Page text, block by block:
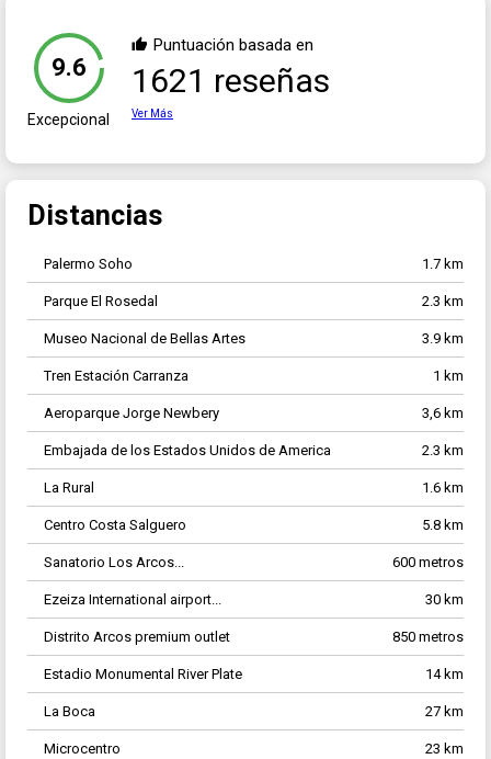
9.6
Excepcional
Puntuación basada en
1621 reseñas
Ver Más
Distancias
Palermo Soho 1.7 km
Parque El Rosedal 2.3 km
Museo Nacional de Bellas Artes 3.9 km
Tren Estación Carranza 1 km
Aeroparque Jorge Newbery 3,6 km
Embajada de los Estados Unidos de America 2.3 km
La Rural 1.6 km
Centro Costa Salguero 5.8 km
Sanatorio Los Arcos... 600 metros
Ezeiza International airport... 30 km
Distrito Arcos premium outlet 850 metros
Estadio Monumental River Plate 14 km
La Boca 27 km
Microcentro 23 km